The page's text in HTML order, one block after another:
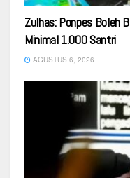
Zulhas: Ponpes Boleh
Minimal 1.000 Santri
AGUSTUS 6, 2026